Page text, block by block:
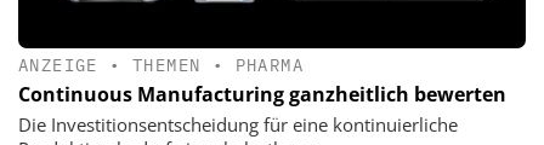
ANZEIGE •THEMEN • PHARMA
Continuous Manufacturing ganzheitlich bewerten
Die Investitionsentscheidung für eine kontinuierliche